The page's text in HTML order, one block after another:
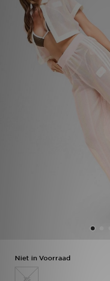
Niet in Voorraad
XS
Kids
Collecties